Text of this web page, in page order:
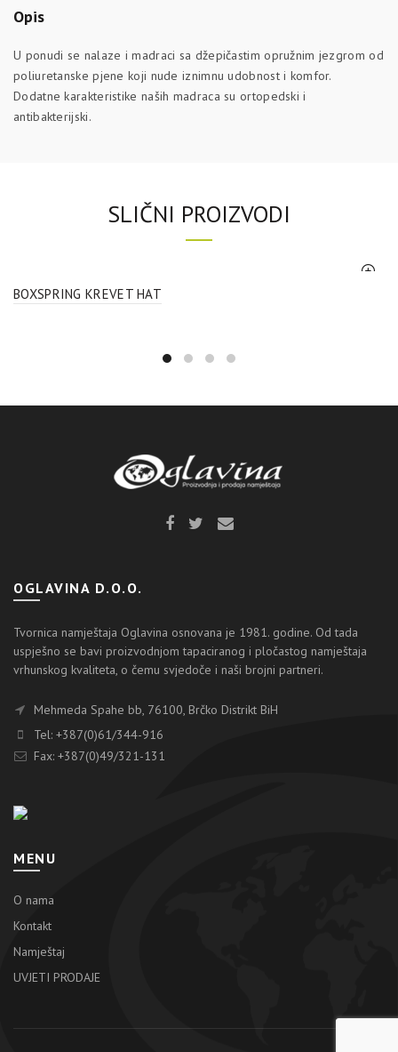
Opis
U ponudi se nalaze i madraci sa džepičastim opružnim jezgrom od
poliuretanske pjene koji nude iznimnu udobnost i komfor.
Dodatne karakteristike naših madraca su ortopedski i
antibakterijski.
SLIČNI PROIZVODI
BOXSPRING KREVET HAT
OGLAVINA D.O.O.
Tvornica namještaja Oglavina osnovana je 1981. godine. Od tada
uspješno se bavi proizvodnjom tapaciranog i pločastog namještaja
vrhunskog kvaliteta, o čemu svjedoče i naši brojni partneri.
Mehmeda Spahe bb, 76100, Brčko Distrikt BiH
Tel: +387(0)61/344-916
Fax: +387(0)49/321-131
MENU
O nama
Kontakt
Namještaj
UVJETI PRODAJE